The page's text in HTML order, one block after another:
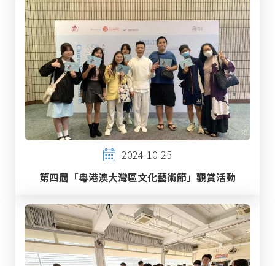
2024-10-25
第四屆「粵港澳大灣區文化藝術節」觀賞活動